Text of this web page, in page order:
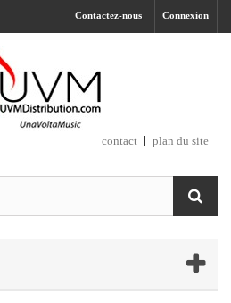
Connexion
Contactez-nous
contact plan du site